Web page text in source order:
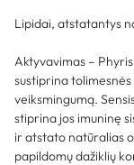
Lipidai, atstatantys
Aktyvavimas –
sustiprina
veiksmingumą.
stiprina jos imuninę
ir atstato natūralias
papildomų dažiklių